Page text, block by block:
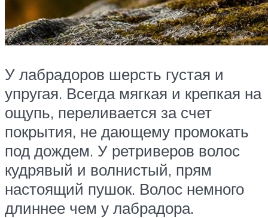
У лабрадоров шерсть густая и
упругая. Всегда мягкая и крепкая на
ощупь, переливается за счет
покрытия, не дающему промокать
под дождем. У ретриверов волос
кудрявый и волнистый, прям
настоящий пушок. Волос немного
длиннее чем у лабрадора.